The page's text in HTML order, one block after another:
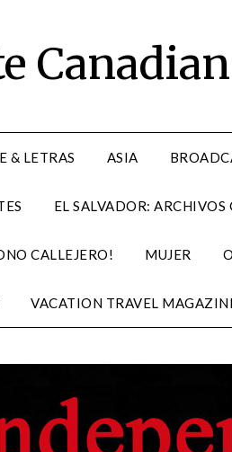
& LETRAS ASIA
EL SALVADOR: ARCHIVOS
CALLEJERO! MUJER
VACATION TRAVEL